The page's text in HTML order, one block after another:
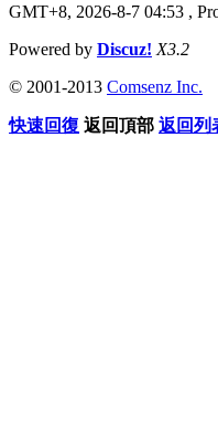
GMT+8, 2026-8-7 04:53 ,
Powered by Discuz! X3.2
© 2001-2013 Comsenz Inc.
快速回復 返回頂部 返回列